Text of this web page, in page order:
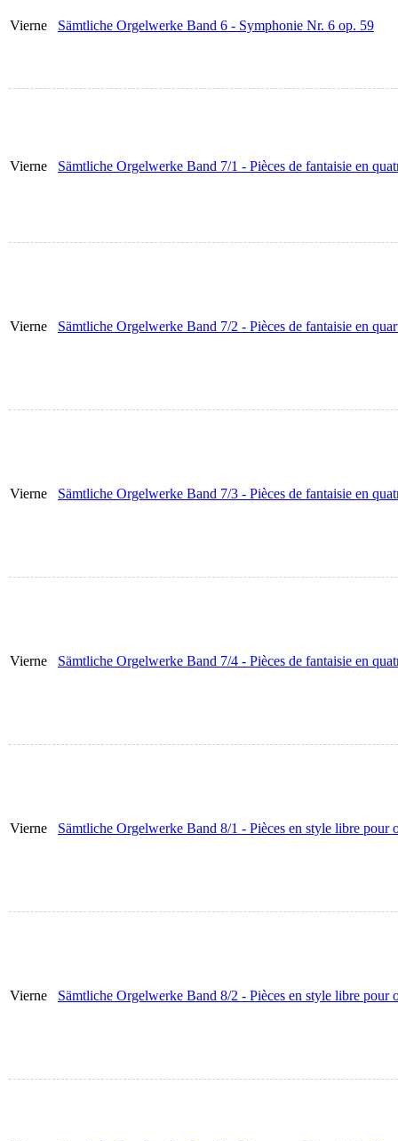
Vierne Sämtliche Orgelwerke Band 6 - Symphonie Nr. 6 op. 59
Vierne Sämtliche Orgelwerke Band 7/1 - Pièces de fantaisie en
Vierne Sämtliche Orgelwerke Band 7/2 - Pièces de fantaisie en
Vierne Sämtliche Orgelwerke Band 7/3 - Pièces de fantaisie en
Vierne Sämtliche Orgelwerke Band 7/4 - Pièces de fantaisie en
Vierne Sämtliche Orgelwerke Band 8/1 - Pièces en style libre
Vierne Sämtliche Orgelwerke Band 8/2 - Pièces en style libre